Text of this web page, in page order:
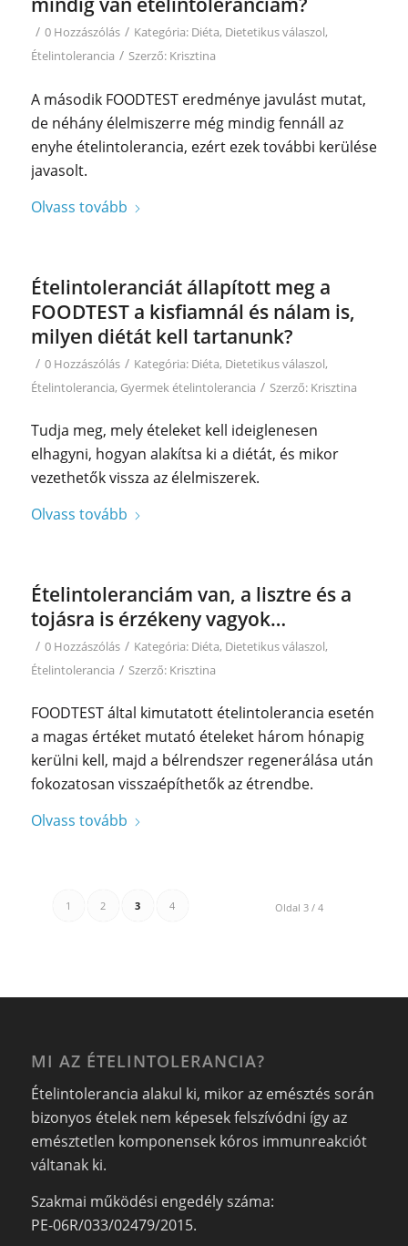
/ 0 Hozzászólás / Kategória: Diéta, Dietetikus válaszol,
Ételintolerancia / Szerző: Krisztina
A második FOODTEST eredménye javulást mutat,
de néhány élelmiszerre még mindig fennáll az
enyhe ételintolerancia, ezért ezek további kerülése
javasolt.
Olvass tovább
Ételintoleranciát állapított meg a
FOODTEST a kisfiamnál és nálam is,
milyen diétát kell tartanunk?
/ 0 Hozzászólás / Kategória: Diéta, Dietetikus válaszol,
Ételintolerancia, Gyermek ételintolerancia / Szerző: Krisztina
Tudja meg, mely ételeket kell ideiglenesen
elhagyni, hogyan alakítsa ki a diétát, és mikor
vezethetők vissza az élelmiszerek.
Olvass tovább
Ételintoleranciám van, a lisztre és a
tojásra is érzékeny vagyok…
/ 0 Hozzászólás / Kategória: Diéta, Dietetikus válaszol,
Ételintolerancia / Szerző: Krisztina
FOODTEST által kimutatott ételintolerancia esetén
a magas értéket mutató ételeket három hónapig
kerülni kell, majd a bélrendszer regenerálása után
fokozatosan visszaépíthetők az étrendbe.
Olvass tovább
Oldal 3 / 4
1 2 3 4
MI AZ ÉTELINTOLERANCIA?
Ételintolerancia alakul ki, mikor az emésztés során
bizonyos ételek nem képesek felszívódni így az
emésztetlen komponensek kóros immunreakciót
váltanak ki.
Szakmai működési engedély száma:
PE-06R/033/02479/2015.